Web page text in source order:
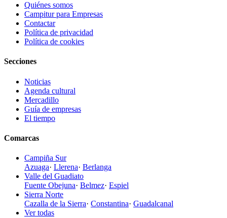
Quiénes somos
Campitur para Empresas
Contactar
Política de privacidad
Política de cookies
Secciones
Noticias
Agenda cultural
Mercadillo
Guía de empresas
El tiempo
Comarcas
Campiña Sur
Azuaga· Llerena· Berlanga
Valle del Guadiato
Fuente Obejuna· Belmez· Espiel
Sierra Norte
Cazalla de la Sierra· Constantina· Guadalcanal
Ver todas